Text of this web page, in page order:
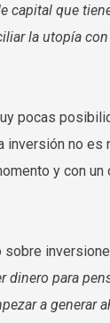
capital que
la utopía
pocas
inversión no es
y con un
sobre
dinero para
a generar